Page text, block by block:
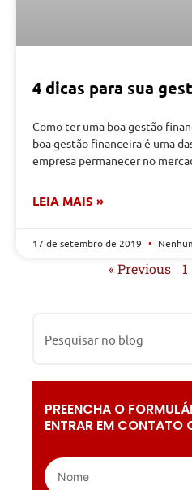
4 dicas para sua
Como ter uma boa gestão
boa gestão financeira é uma
empresa permanecer no
LEIA MAIS »
17 de setembro de 2019
« Previous 1
PREENCHA O
ENTRAR EM CONTATO